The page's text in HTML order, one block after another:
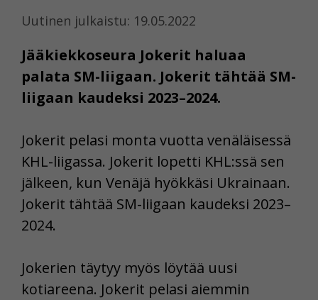
Uutinen julkaistu: 19.05.2022
Jääkiekkoseura Jokerit haluaa
palata SM-liigaan. Jokerit tähtää SM-
liigaan kaudeksi 2023–2024.
Jokerit pelasi monta vuotta venäläisessä
KHL-liigassa. Jokerit lopetti KHL:ssä sen
jälkeen, kun Venäjä hyökkäsi Ukrainaan.
Jokerit tähtää SM-liigaan kaudeksi 2023–
2024.
Jokerien täytyy myös löytää uusi
kotiareena. Jokerit pelasi aiemmin